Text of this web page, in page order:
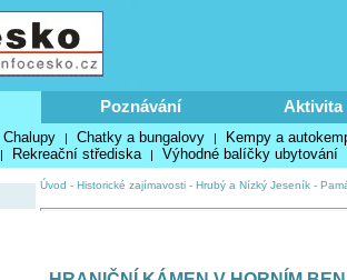
Poznávání Aktivita
Chalupy | Chatky a bungalovy | Kempy a
| Rekreační střediska | Výhodné balíčky ubytování
Úvod - Historické zajímavosti - Hrubý a Nízký Jeseník -